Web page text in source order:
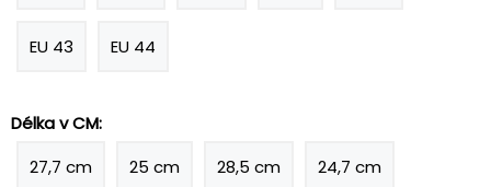
EU 43 EU 44
Délka v CM:
27,7 cm
25 cm 28,5 cm 24,7 cm